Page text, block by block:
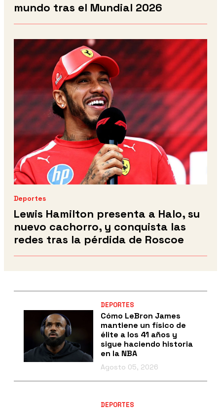
mundo tras el Mundial 2026
Deportes
Lewis Hamilton presenta a Halo, su
nuevo cachorro, y conquista las
redes tras la pérdida de Roscoe
DEPORTES
Cómo LeBron James
mantiene un físico de
élite a los 41 años y
sigue haciendo historia
en la NBA
Agosto 05, 2026
DEPORTES